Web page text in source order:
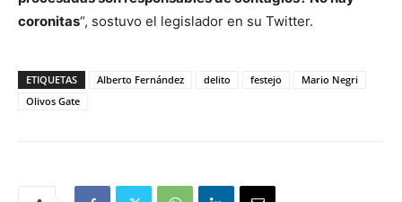
coronitas“, sostuvo el legislador en su Twitter.
ETIQUETAS Alberto Fernández delito festejo
Mario Negri
Olivos Gate